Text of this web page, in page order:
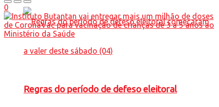
Regras do período de defeso eleitoral
0